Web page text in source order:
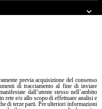
policy Cookie policy
previa acquisizione del consenso
di tracciamento al fine di inviare
dall’utente stesso nell’ambito
rete e/o allo scopo di effettuare analisi e
di terze parti. Per ulteriori informazioni